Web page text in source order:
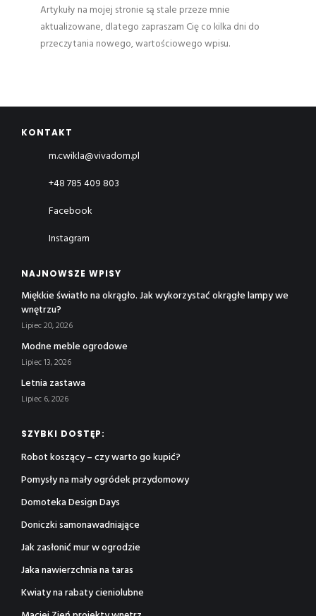
Artykuły na mojej stronie są stale przeze mnie
aktualizowane, dlatego zapraszam Cię co kilka dni do
przeczytania nowego, wartościowego wpisu.
KONTAKT
m.cwikla@vivadom.pl
+48 785 409 803
Facebook
Instagram
NAJNOWSZE WPISY
Miękkie światło na okrągło. Jak wykorzystać okrągłe lampy we
wnętrzu?
Lipiec 20, 2026
Modne meble ogrodowe
Lipiec 13, 2026
Letnia zastawa
Lipiec 6, 2026
SZYBKI DOSTĘP:
Robot koszący – czy warto go kupić?
Pomysły na mały ogródek przydomowy
Domoteka Design Days
Doniczki samonawadniające
Jak zasłonić mur w ogrodzie
Jaka nawierzchnia na taras
Kwiaty na rabaty cieniolubne